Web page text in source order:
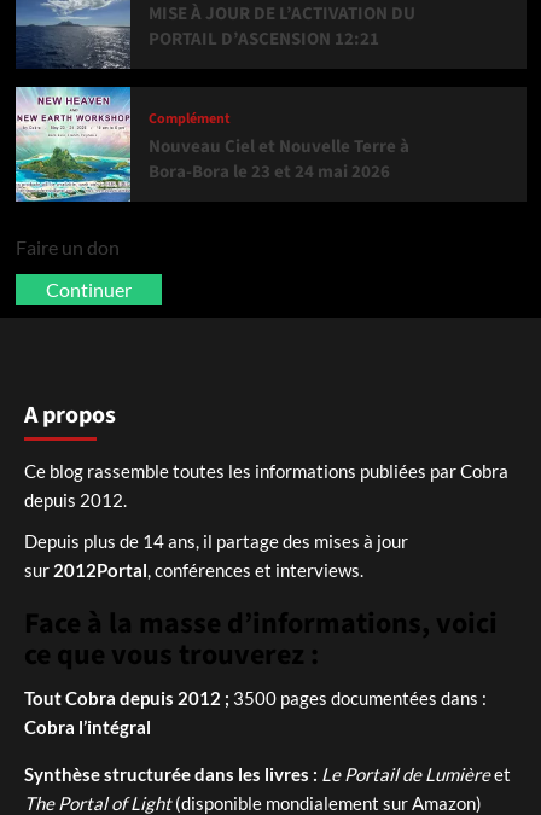
MISE À JOUR DE L’ACTIVATION DU
PORTAIL D’ASCENSION 12:21
Complément
Nouveau Ciel et Nouvelle Terre à
Bora-Bora le 23 et 24 mai 2026
Faire un don
Continuer
A propos
Ce blog rassemble toutes les informations publiées par Cobra
depuis 2012.
Depuis plus de 14 ans, il partage des mises à jour
sur 2012Portal, conférences et interviews.
Face à la masse d’informations, voici
ce que vous trouverez :
Tout Cobra depuis 2012 ; 3500 pages documentées dans :
Cobra l’intégral
Synthèse structurée dans les livres : Le Portail de Lumièreet
The Portal of Light(disponible mondialement sur Amazon)